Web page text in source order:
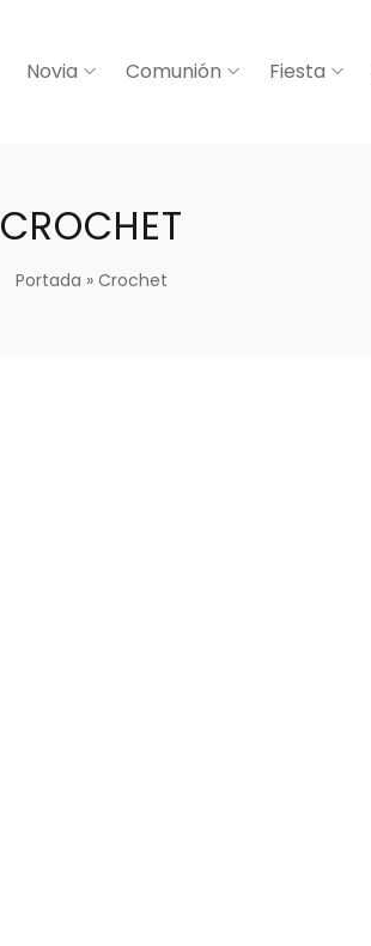
Novia Comunión Fiesta
CROCHET
Portada »Crochet